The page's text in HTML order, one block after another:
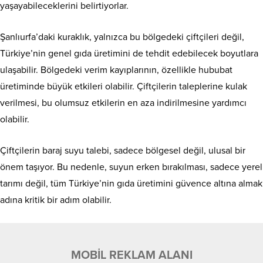
yaşayabileceklerini belirtiyorlar.
Şanlıurfa’daki kuraklık, yalnızca bu bölgedeki çiftçileri değil,
Türkiye’nin genel gıda üretimini de tehdit edebilecek boyutlara
ulaşabilir. Bölgedeki verim kayıplarının, özellikle hububat
üretiminde büyük etkileri olabilir. Çiftçilerin taleplerine kulak
verilmesi, bu olumsuz etkilerin en aza indirilmesine yardımcı
olabilir.
Çiftçilerin baraj suyu talebi, sadece bölgesel değil, ulusal bir
önem taşıyor. Bu nedenle, suyun erken bırakılması, sadece yerel
tarımı değil, tüm Türkiye’nin gıda üretimini güvence altına almak
adına kritik bir adım olabilir.
MOBİL REKLAM ALANI